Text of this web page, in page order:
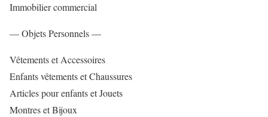
Immobilier commercial
— Objets Personnels —
Vêtements et Accessoires
Enfants vêtements et Chaussures
Articles pour enfants et Jouets
Montres et Bijoux